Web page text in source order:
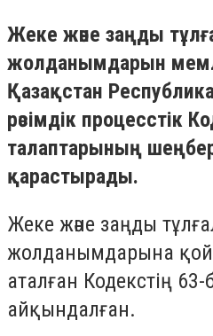
Жеке және заңды
жолданымдарын
Қазақстан
рәсімдік процесстік
талаптарының
қарастырады.
Жеке және заңды
жолданымдарына
аталған Кодекстің
айқындалған.